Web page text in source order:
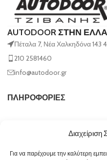
Για να παρέχουμε την καλύτερη
AUTODOOR ΣΤΗΝ
Πέταλα 7, Νέα Χαλκηδόνα 143
210 2581460
info@autodoor.gr
ΠΛΗΡΟΦΟΡΙΕΣ